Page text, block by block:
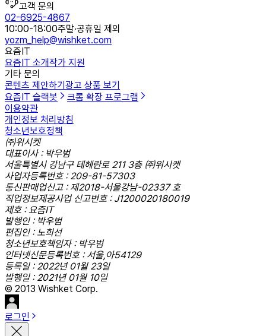
고객 문의
02-6925-4867
10:00-18:00주말·공휴일 제외
yozm_help@wishket.com
요즘IT
요즘IT 소개작가 지원
기타 문의
콘텐츠 제안하기 광고 상품 보기
요즘IT 슬랙봇
크롬 확장 프로그램
이용약관
개인정보 처리방침
청소년보호정책
㈜위시켓
대표이사 : 박우범
서울특별시 강남구 테헤란로 211 3층 ㈜위시켓
사업자등록번호 : 209-81-57303
통신판매업신고 : 제2018-서울강남-02337 호
직업정보제공사업 신고번호 : J1200020180019
제호 : 요즘IT
발행인 : 박우범
편집인 : 노희선
청소년보호책임자 : 박우범
인터넷신문등록번호 : 서울,아54129
등록일 : 2022년 01월 23일
발행일 : 2021년 01월 10일
© 2013 Wishket Corp.
로그인